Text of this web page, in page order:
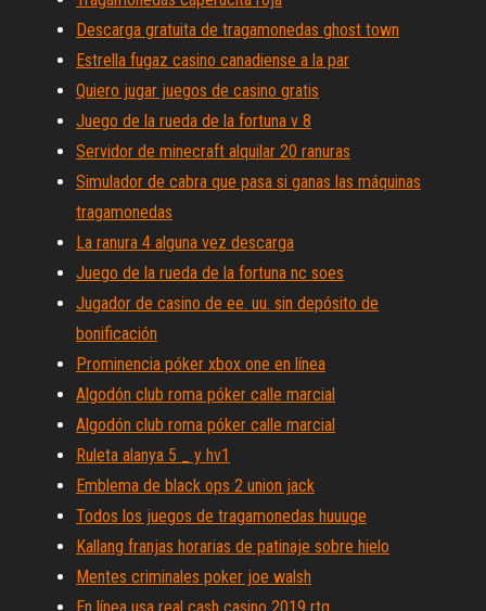
Descarga gratuita de tragamonedas ghost town
Estrella fugaz casino canadiense a la par
Quiero jugar juegos de casino gratis
Juego de la rueda de la fortuna v 8
Servidor de minecraft alquilar 20 ranuras
Simulador de cabra que pasa si ganas las máquinas
tragamonedas
La ranura 4 alguna vez descarga
Juego de la rueda de la fortuna nc soes
Jugador de casino de ee. uu. sin depósito de
bonificación
Prominencia póker xbox one en línea
Algodón club roma póker calle marcial
Algodón club roma póker calle marcial
Ruleta alanya 5 _ y hv1
Emblema de black ops 2 union jack
Todos los juegos de tragamonedas huuuge
Kallang franjas horarias de patinaje sobre hielo
Mentes criminales poker joe walsh